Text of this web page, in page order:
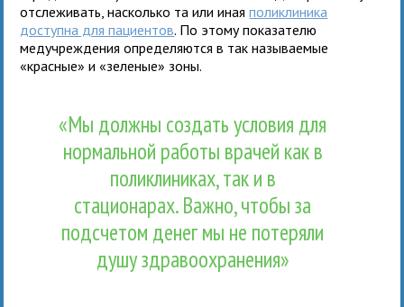
отслеживать, насколько та или инаяполиклиника
доступна для пациентов. По этому показателю
медучреждения определяются в так называемые
«красные» и «зеленые» зоны.
«Мы должны создать условия для
нормальной работы врачей как в
поликлиниках, так и в
стационарах. Важно, чтобы за
подсчетом денег мы не потеряли
душу здравоохранения»